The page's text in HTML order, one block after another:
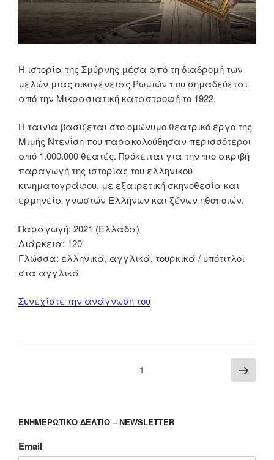
Η ιστορία της Σμύρνης μέσα από τη διαδρομή των
μελών μιας οικογένειας Ρωμιών που σημαδεύεται
από την Μικρασιατική καταστροφή το 1922.
Η ταινία βασίζεται στο ομώνυμο θεατρικό έργο της
Μιμής Ντενίση που παρακολούθησαν περισσότεροι
από 1.000.000 θεατές. Πρόκειται για την πιο ακριβή
παραγωγή της ιστορίας του ελληνικού
κινηματογράφου, με εξαιρετική σκηνοθεσία και
ερμηνεία γνωστών Ελλήνων και ξένων ηθοποιών.
Παραγωγή: 2021 (Ελλάδα)
Διάρκεια: 120′
Γλώσσα: ελληνικά, αγγλικά, τουρκικά / υπότιτλοι
στα αγγλικά
Συνεχίστε την ανάγνωση του“Η
1
ΕΝΗΜΕΡΩΤΙΚΟ ΔΕΛΤΙΟ – NEWSLETTER
Email